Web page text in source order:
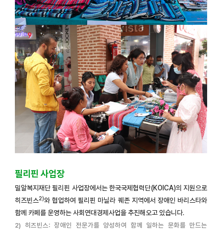
필리핀 사업장
밀알복지재단 필리핀 사업장에서는 한국국제협력단(KOICA)의 지원으로
히즈빈스2)와 협업하여 필리핀 마닐라 퀘존 지역에서 장애인 바리스타와
함께 카페를 운영하는 사회연대경제사업을 추진해오고 있습니다.
2) 히즈빈스: 장애인 전문가를 양성하여 함께 일하는 문화를 만드는